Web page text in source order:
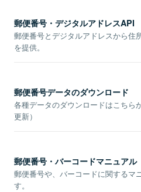
郵便番号・デジタルアドレスAPI
郵便番号とデジタルアドレスから住
を提供。
郵便番号データのダウンロード
各種データのダウンロードはこちら
更新）
郵便番号・バーコードマニュアル
郵便番号や、バーコードに関するマ
す。